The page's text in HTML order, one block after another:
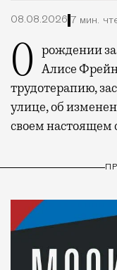
08.08.2026 7 мин.
О рождении за границей благодаря бабушке Алисе
трудотерапию,
улице, об
своем настоящем